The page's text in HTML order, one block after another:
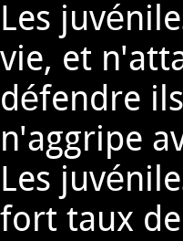
Les
vie, et
défendre
n'aggripe
Les
fort taux